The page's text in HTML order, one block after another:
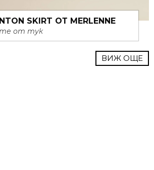
SKIRT ОТ MERLENNE
от тук
ВИЖ ОЩЕ